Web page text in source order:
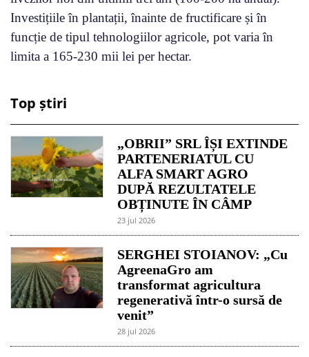
Investițiile în plantații, înainte de fructificare și în
funcție de tipul tehnologiilor agricole, pot varia în
limita a 165-230 mii lei per hectar.
Top știri
„OBRII” SRL ÎȘI EXTINDE
PARTENERIATUL CU
ALFA SMART AGRO
DUPĂ REZULTATELE
OBȚINUTE ÎN CÂMP
23 jul 2026
SERGHEI STOIANOV: „Cu
AgreenaGro am
transformat agricultura
regenerativă într-o sursă de
venit”
28 jul 2026